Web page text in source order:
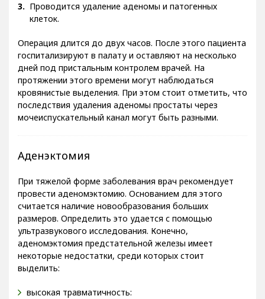
Проводится удаление аденомы и патогенных
клеток.
Операция длится до двух часов. После этого пациента
госпитализируют в палату и оставляют на несколько
дней под пристальным контролем врачей. На
протяжении этого времени могут наблюдаться
кровянистые выделения. При этом стоит отметить, что
последствия удаления аденомы простаты через
мочеиспускательный канал могут быть разными.
Аденэктомия
При тяжелой форме заболевания врач рекомендует
провести аденомэктомию. Основанием для этого
считается наличие новообразования больших
размеров. Определить это удается с помощью
ультразвукового исследования. Конечно,
аденомэктомия предстательной железы имеет
некоторые недостатки, среди которых стоит
выделить:
высокая травматичность: